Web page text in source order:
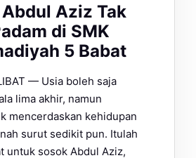
Aziz Tak
di SMK
5 Babat
— Usia boleh saja
lima akhir, namun
mencerdaskan kehidupan
surut sedikit pun. Itulah
untuk sosok Abdul Aziz,